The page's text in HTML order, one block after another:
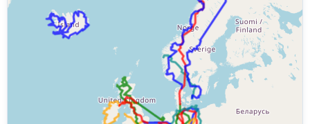
6 Flüssetour - Isar, Kleine Laber, Donau, Inn, Salzach, Mangfall
2015
Alpen 2015 - Italien, Schweiz, Frankreich
Lindau, Montafon, Silvretta, Hahntennjoch, Lechtal 2015
3 Tage und 4 Pässe rund um Andermatt 2014
Frankreich - England - Schottland - Niederlande 2014